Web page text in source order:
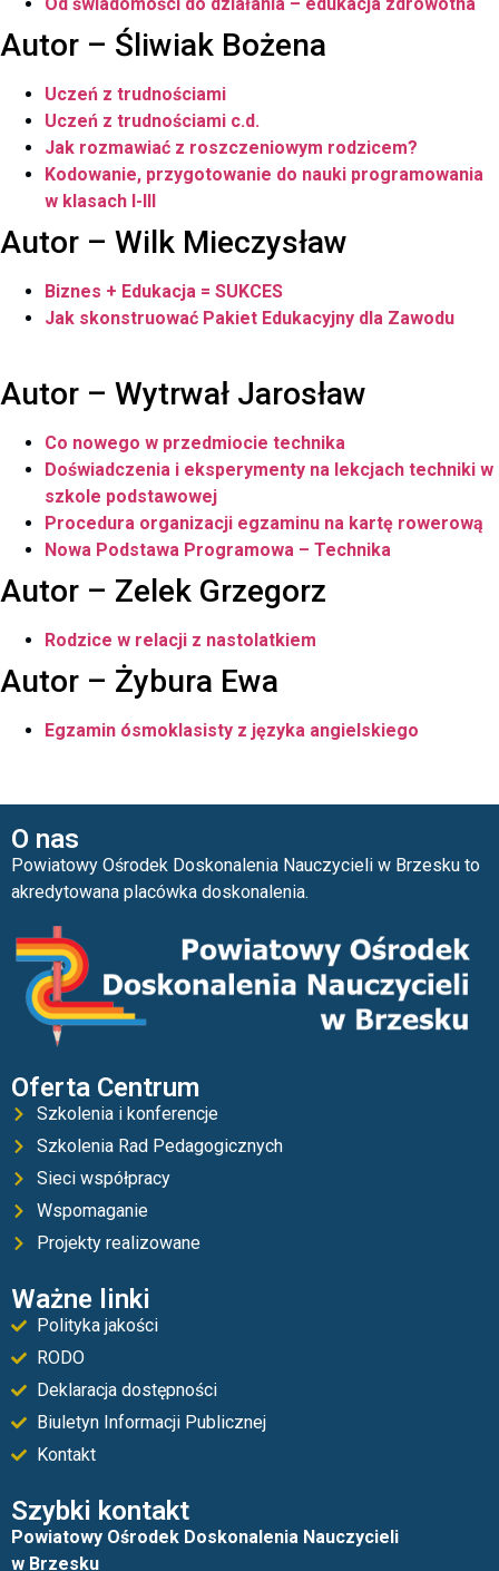
Autor – Śliwiak Bożena
Uczeń z trudnościami
Uczeń z trudnościami c.d.
Jak rozmawiać z roszczeniowym rodzicem?
Kodowanie, przygotowanie do nauki programowania
w klasach I-III
Autor – Wilk Mieczysław
Biznes + Edukacja = SUKCES
Jak skonstruować Pakiet Edukacyjny dla Zawodu
Autor – Wytrwał Jarosław
Co nowego w przedmiocie technika
Doświadczenia i eksperymenty na lekcjach techniki w
szkole podstawowej
Procedura organizacji egzaminu na kartę rowerową
Nowa Podstawa Programowa – Technika
Autor – Zelek Grzegorz
Rodzice w relacji z nastolatkiem
Autor – Żybura Ewa
Egzamin ósmoklasisty z języka angielskiego
O nas
Powiatowy Ośrodek Doskonalenia Nauczycieli w Brzesku to
akredytowana placówka doskonalenia.
Oferta Centrum
Szkolenia i konferencje
Szkolenia Rad Pedagogicznych
Sieci współpracy
Wspomaganie
Projekty realizowane
Ważne linki
Polityka jakości
RODO
Deklaracja dostępności
Biuletyn Informacji Publicznej
Kontakt
Szybki kontakt
Powiatowy Ośrodek Doskonalenia Nauczycieli
w Brzesku